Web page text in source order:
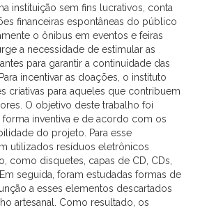
instituição sem fins lucrativos, conta
financeiras espontâneas do público
o ônibus em eventos e feiras
a necessidade de estimular as
para garantir a continuidade das
incentivar as doações, o instituto
criativas para aqueles que contribuem
O objetivo deste trabalho foi
forma inventiva e de acordo com os
do projeto. Para esse
utilizados resíduos eletrônicos
como disquetes, capas de CD, CDs,
seguida, foram estudadas formas de
a esses elementos descartados
artesanal. Como resultado, os